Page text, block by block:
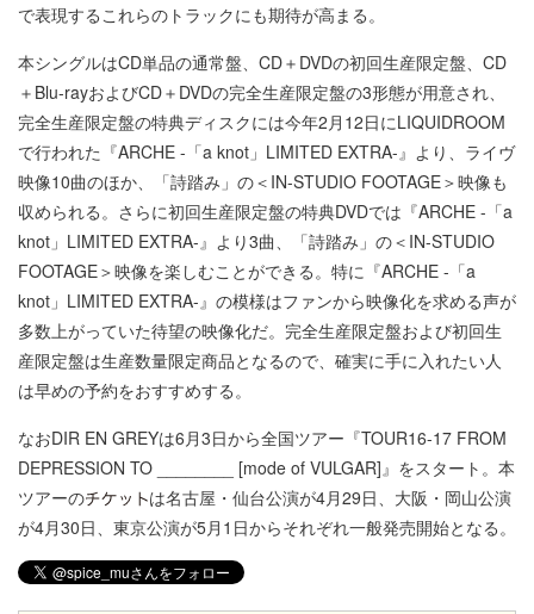
で表現するこれらのトラックにも期待が高まる。
本シングルはCD単品の通常盤、CD＋DVDの初回生産限定盤、CD
＋Blu-rayおよびCD＋DVDの完全生産限定盤の3形態が用意され、
完全生産限定盤の特典ディスクには今年2月12日にLIQUIDROOM
で行われた『ARCHE -「a knot」LIMITED EXTRA-』より、ライヴ
映像10曲のほか、「詩踏み」の＜IN-STUDIO FOOTAGE＞映像も
収められる。さらに初回生産限定盤の特典DVDでは『ARCHE -「a
knot」LIMITED EXTRA-』より3曲、「詩踏み」の＜IN-STUDIO
FOOTAGE＞映像を楽しむことができる。特に『ARCHE -「a
knot」LIMITED EXTRA-』の模様はファンから映像化を求める声が
多数上がっていた待望の映像化だ。完全生産限定盤および初回生
産限定盤は生産数量限定商品となるので、確実に手に入れたい人
は早めの予約をおすすめする。
なおDIR EN GREYは6月3日から全国ツアー『TOUR16-17 FROM
DEPRESSION TO ________ [mode of VULGAR]』をスタート。本
ツアーの
は名古屋・仙台公演が4月29日、大阪・岡山公演
が4月30日、東京公演が5月1日からそれぞれ一般発売開始となる。